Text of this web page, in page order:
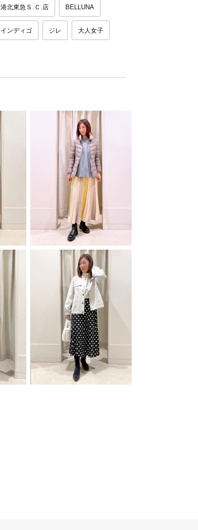
港北東急Ｓ.Ｃ.店 BELLUNA
インディゴ ジレ 大人女子